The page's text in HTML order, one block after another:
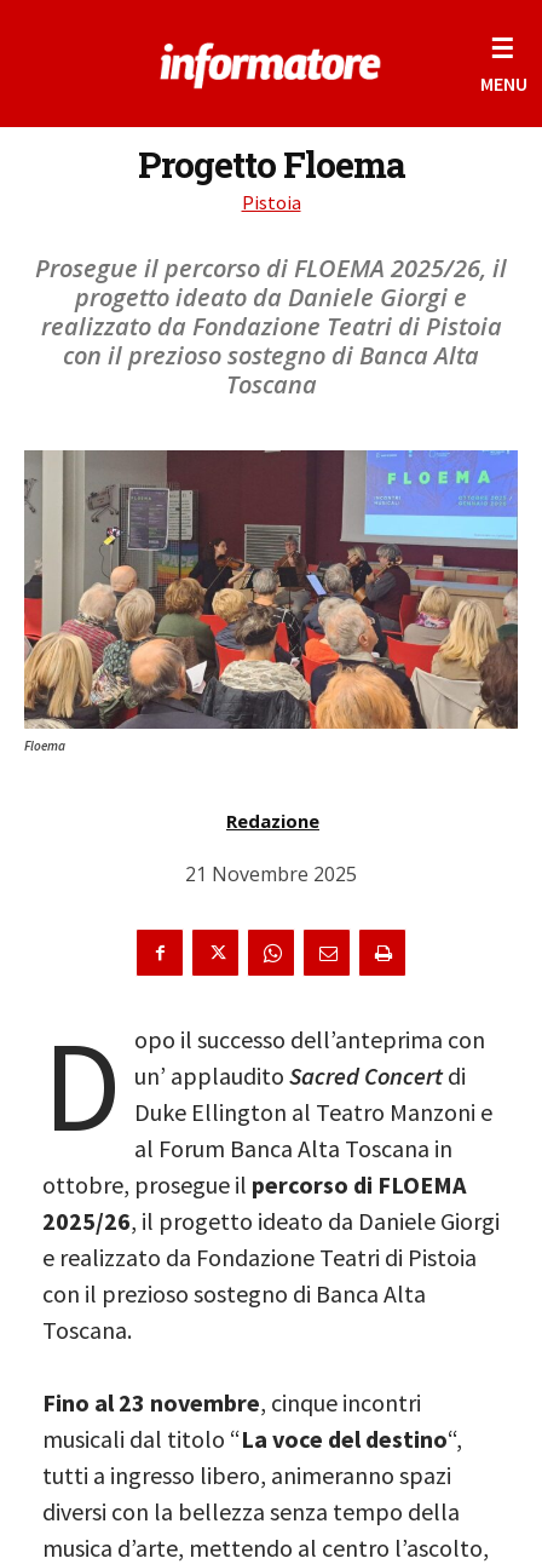
☰
MENU
Progetto Floema
Pistoia
Prosegue il percorso di FLOEMA 2025/26, il
progetto ideato da Daniele Giorgi e
realizzato da Fondazione Teatri di Pistoia
con il prezioso sostegno di Banca Alta
Toscana
Floema
Redazione
21 Novembre 2025
D
opo il successo dell’anteprima con
un’ applaudito Sacred Concertdi
Duke Ellington al Teatro Manzoni e
al Forum Banca Alta Toscana in
ottobre, prosegue il percorso di FLOEMA
2025/26, il progetto ideato da Daniele Giorgi
e realizzato da Fondazione Teatri di Pistoia
con il prezioso sostegno di Banca Alta
Toscana.
Fino al 23 novembre, cinque incontri
musicali dal titolo “La voce del destino“,
tutti a ingresso libero, animeranno spazi
diversi con la bellezza senza tempo della
musica d’arte, mettendo al centro l’ascolto,